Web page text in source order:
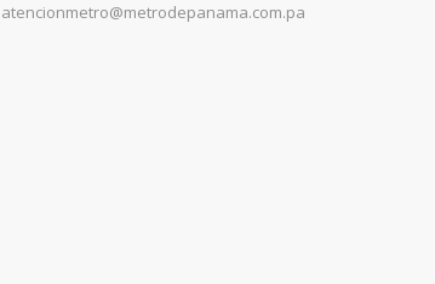
atencionmetro@metrodepanama.com.pa